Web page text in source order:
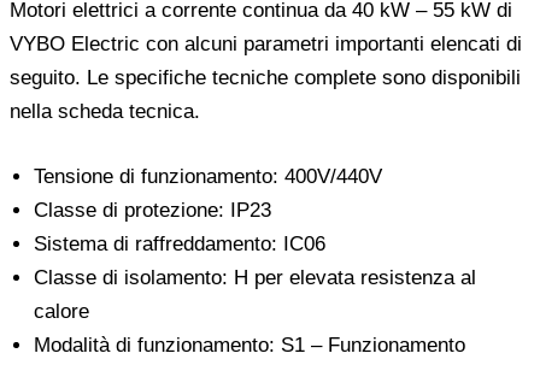
Motori elettrici a corrente continua da 40 kW – 55 kW di
VYBO Electric con alcuni parametri importanti elencati di
seguito. Le specifiche tecniche complete sono disponibili
nella scheda tecnica.
Tensione di funzionamento: 400V/440V
Classe di protezione: IP23
Sistema di raffreddamento: IC06
Classe di isolamento: H per elevata resistenza al
calore
Modalità di funzionamento: S1 – Funzionamento